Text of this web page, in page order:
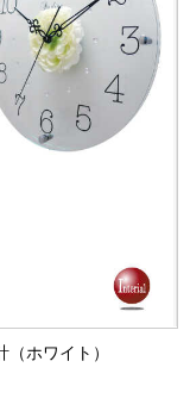
ホワイト）